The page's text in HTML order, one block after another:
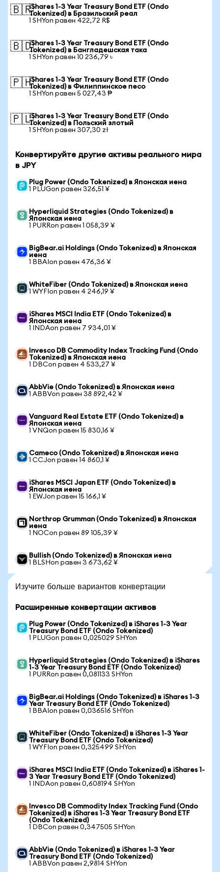
🇧🇷iShares 1-3 Year Treasury Bond ETF (Ondo
Tokenized) в Бразильский реал
1 SHYon равен 422,72 R$
🇧🇩iShares 1-3 Year Treasury Bond ETF (Ondo
Tokenized) в Бангладешская така
1 SHYon равен 10 236,79 ৳
🇵🇭iShares 1-3 Year Treasury Bond ETF (Ondo
Tokenized) в Филиппинское песо
1 SHYon равен 5 027,43 ₱
🇵🇱iShares 1-3 Year Treasury Bond ETF (Ondo
Tokenized) в Польский злотый
1 SHYon равен 307,30 zł
Конвертируйте другие активы реального мира
в JPY
Plug Power (Ondo Tokenized) в Японская иена
1 PLUGon равен 326,51 ¥
Hyperliquid Strategies (Ondo Tokenized) в
Японская иена
1 PURRon равен 1 058,39 ¥
BigBear.ai Holdings (Ondo Tokenized) в Японская
иена
1 BBAIon равен 476,36 ¥
WhiteFiber (Ondo Tokenized) в Японская иена
1 WYFIon равен 4 246,19 ¥
iShares MSCI India ETF (Ondo Tokenized) в
Японская иена
1 INDAon равен 7 934,01 ¥
Invesco DB Commodity Index Tracking Fund (Ondo
Tokenized) в Японская иена
1 DBCon равен 4 533,27 ¥
AbbVie (Ondo Tokenized) в Японская иена
1 ABBVon равен 38 892,42 ¥
Vanguard Real Estate ETF (Ondo Tokenized) в
Японская иена
1 VNQon равен 15 830,16 ¥
Cameco (Ondo Tokenized) в Японская иена
1 CCJon равен 14 860,1 ¥
iShares MSCI Japan ETF (Ondo Tokenized) в
Японская иена
1 EWJon равен 15 166,1 ¥
Northrop Grumman (Ondo Tokenized) в Японская
иена
1 NOCon равен 89 105,39 ¥
Bullish (Ondo Tokenized) в Японская иена
1 BLSHon равен 3 673,62 ¥
Изучите больше вариантов конвертации
Расширенные конвертации активов
Plug Power (Ondo Tokenized) в iShares 1-3 Year
Treasury Bond ETF (Ondo Tokenized)
1 PLUGon равен 0,025029 SHYon
Hyperliquid Strategies (Ondo Tokenized) в iShares
1-3 Year Treasury Bond ETF (Ondo Tokenized)
1 PURRon равен 0,081133 SHYon
BigBear.ai Holdings (Ondo Tokenized) в iShares 1-3
Year Treasury Bond ETF (Ondo Tokenized)
1 BBAIon равен 0,036516 SHYon
WhiteFiber (Ondo Tokenized) в iShares 1-3 Year
Treasury Bond ETF (Ondo Tokenized)
1 WYFIon равен 0,325499 SHYon
iShares MSCI India ETF (Ondo Tokenized) в iShares 1-
3 Year Treasury Bond ETF (Ondo Tokenized)
1 INDAon равен 0,608194 SHYon
Invesco DB Commodity Index Tracking Fund (Ondo
Tokenized) в iShares 1-3 Year Treasury Bond ETF
(Ondo Tokenized)
1 DBCon равен 0,347505 SHYon
AbbVie (Ondo Tokenized) в iShares 1-3 Year
Treasury Bond ETF (Ondo Tokenized)
1 ABBVon равен 2,9814 SHYon